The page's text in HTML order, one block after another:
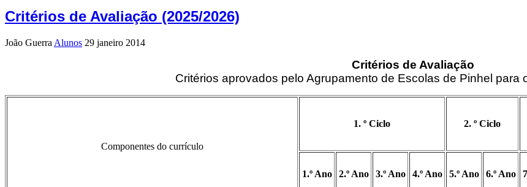
Critérios de Avaliação (2025/2026)
João Guerra Alunos 29 janeiro 2014
Critérios de Avaliação
Critérios aprovados pelo Agrupamento de Escolas de Pinhel para
Componentes do currículo
1. º Ciclo 2. º Ciclo
1.º Ano 2.º Ano 3.º Ano 4.º Ano 5.º Ano 6.º Ano